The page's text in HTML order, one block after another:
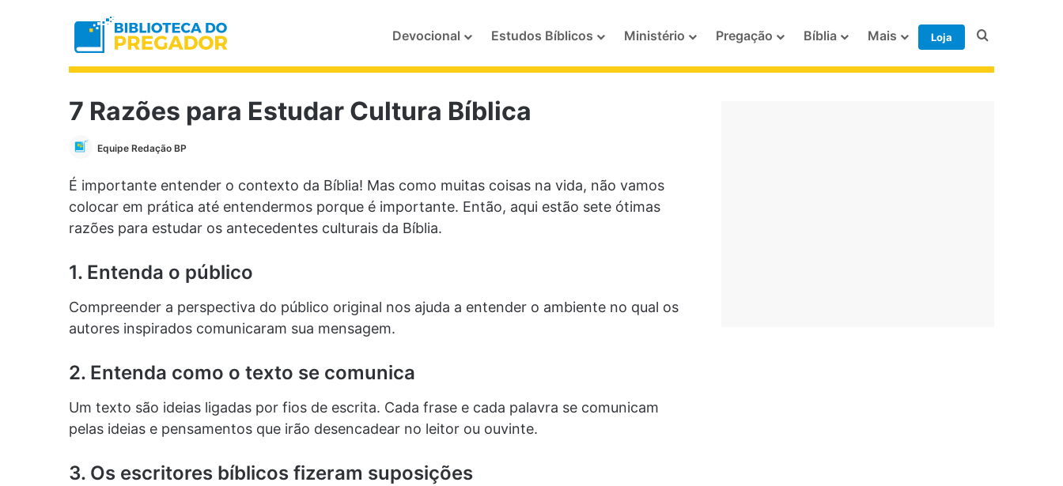
Devocional Estudos Bíblicos Ministério Pregação Bíblia Mais Loja Procurar por
7 Razões para Estudar Cultura Bíblica
Equipe Redação BP
É importante entender o contexto da Bíblia! Mas como muitas coisas na vida, não vamos
colocar em prática até entendermos porque é importante. Então, aqui estão sete ótimas
razões para estudar os antecedentes culturais da Bíblia.
1. Entenda o público
Compreender a perspectiva do público original nos ajuda a entender o ambiente no qual os
autores inspirados comunicaram sua mensagem.
2. Entenda como o texto se comunica
Um texto são ideias ligadas por fios de escrita. Cada frase e cada palavra se comunicam
pelas ideias e pensamentos que irão desencadear no leitor ou ouvinte.
3. Os escritores bíblicos fizeram suposições